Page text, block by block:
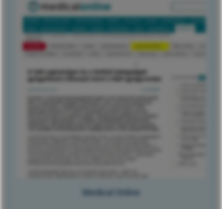
Medical Online